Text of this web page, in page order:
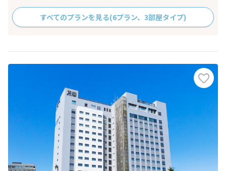
すべてのプランを見る(6プラン、3部屋タイプ)